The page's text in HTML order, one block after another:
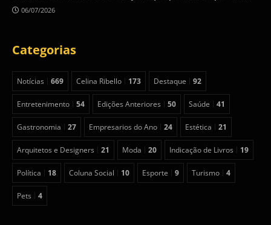
06/07/2026
Categorias
Notícias 669 Celina Ribello 173 Destaque 92
Entretenimento 54 Edições Anteriores 50 Saúde 41
Gastronomia 27 Empresarios do Ano 24 Estética 21
Arquitetos e Designers 21 Moda 20 Indicação de Livros 19
Política 18 Coluna Social 10 Esporte 9 Turismo 4
Pets 4